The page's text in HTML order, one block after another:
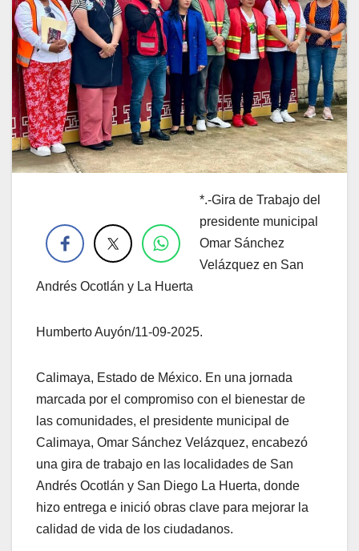
*.-Gira de Trabajo del
presidente municipal
Omar Sánchez
Velázquez en San
Andrés Ocotlán y La Huerta
Humberto Auyón/11-09-2025.
Calimaya, Estado de México. En una jornada
marcada por el compromiso con el bienestar de
las comunidades, el presidente municipal de
Calimaya, Omar Sánchez Velázquez, encabezó
una gira de trabajo en las localidades de San
Andrés Ocotlán y San Diego La Huerta, donde
hizo entrega e inició obras clave para mejorar la
calidad de vida de los ciudadanos.